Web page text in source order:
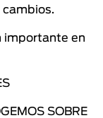
cambios.
importante en
SOBRE